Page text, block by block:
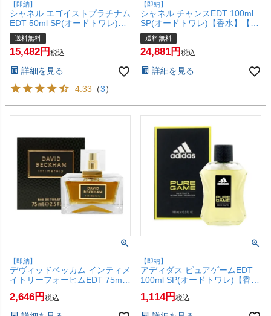
【即納】
シャネル エゴイストプラチナム
EDT 50ml SP(オードトワレ)
【香水】【宅配便送料無料】
(6001552)
送料無料
15,482 税込
詳細を見る
4.33 （3）
【即納】
シャネル チャンスEDT 100ml
SP(オードトワレ)【香水】【宅
配便送料無料】 (6000002)
送料無料
24,881 税込
詳細を見る
【即納】
デヴィッドベッカム インティメ
イトリーフォーヒムEDT 75ml
SP(オードトワレ)【香水】
【SBT】 (6017880)
2,646 税込
【即納】
アディダス ピュアゲームEDT
100ml SP(オードトワレ)【香
水】adidas【SBT】(6057272)
1,114 税込